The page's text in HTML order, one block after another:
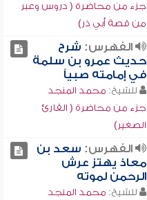
جزء من محاضرة ( دروس وعبر
من قصة أبي ذر)
الفهرس: شرح
حديث عمرو بن سلمة
في إمامته صبياً
للشيخ: محمد المنجد
جزء من محاضرة ( القارئ
الصغير)
الفهرس: سعد بن
معاذ يهتز عرش
الرحمن لموته
للشيخ: محمد المنجد